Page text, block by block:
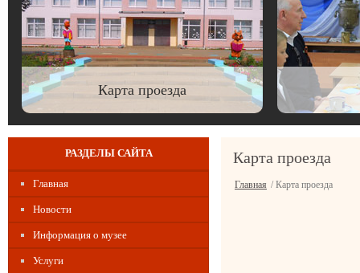
Карта проезда
РАЗДЕЛЫ САЙТА
Главная
Новости
Информация о музее
Услуги
Карта проезда
Главная / Карта проезда